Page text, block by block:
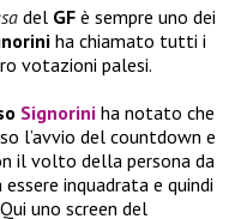
del GF è sempre uno dei
ha chiamato tutti i
votazioni palesi.
Signorini ha notato che
l’avvio del countdown e
il volto della persona da
inquadrata e quindi
uno screen del